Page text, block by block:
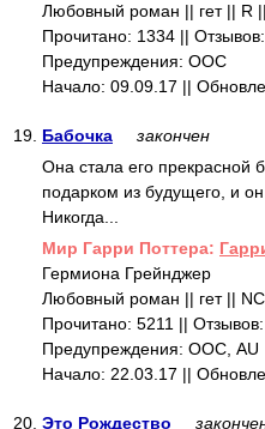
Любовный роман || гет || R
Прочитано: 1334 || Отзывов:
Предупреждения: ООС
Начало: 09.09.17 ||
19. Бабочка
закончен
Она стала его прекрасной
подарком из будущего, и
Никогда...
Mир Гарри Поттера:
Гермиона Грейнджер
Любовный роман || гет ||
Прочитано: 5211 || Отзывов:
Предупреждения: ООС, AU
Начало: 22.03.17 ||
20. Это Рождество